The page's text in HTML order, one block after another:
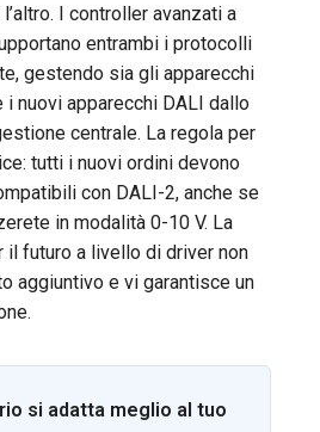
l’altro. I controller avanzati a
entrambi i protocolli
gestendo sia gli apparecchi
nuovi apparecchi DALI dallo
centrale. La regola per
tutti i nuovi ordini devono
con DALI-2, anche se
in modalità 0-10 V. La
futuro a livello di driver non
aggiuntivo e vi garantisce un
si adatta meglio al tuo